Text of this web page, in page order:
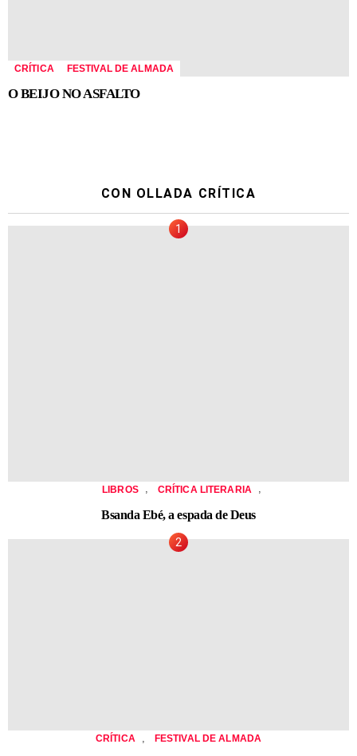
CRÍTICA FESTIVAL DE ALMADA
O BEIJO NO ASFALTO
CON OLLADA CRÍTICA
LIBROS , CRÍTICA LITERARIA ,
Bsanda Ebé, a espada de Deus
CRÍTICA FESTIVAL DE ALMADA